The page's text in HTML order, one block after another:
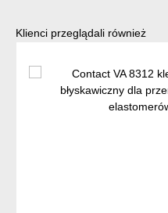
Pomiń galerię produktów
Klienci przeglądali również